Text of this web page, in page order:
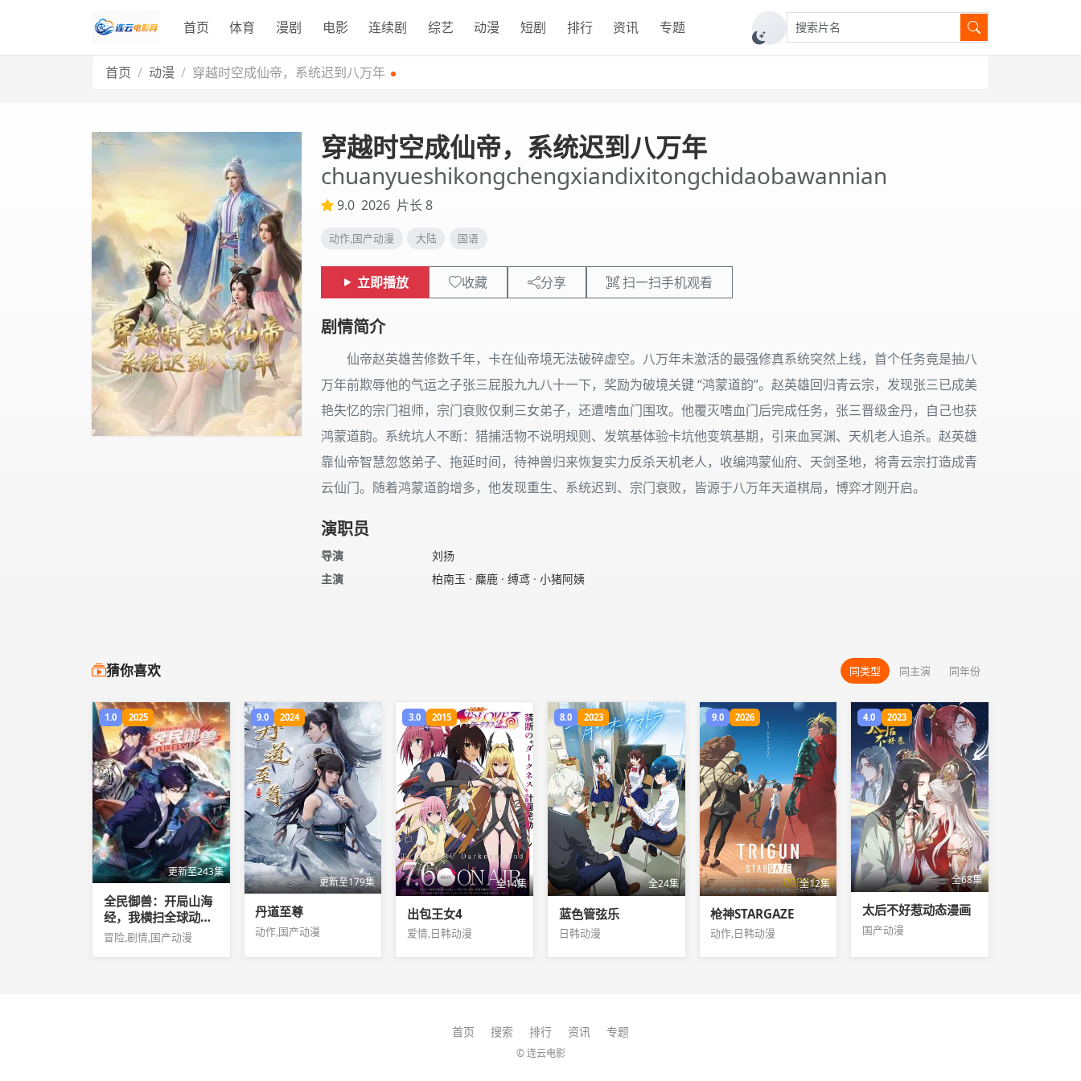
首页 体育 漫剧 电影 连续剧 综艺 动漫 短剧 排行 资讯 专题 切换深色模式
搜索片名
首页 动漫 穿越时空成仙帝，系统迟到八万年
穿越时空成仙帝，系统迟到八万年
chuanyueshikongchengxiandixitongchidaobawannian
9.0 2026 片长 8
动作,国产动漫 大陆 国语
立即播放 收藏 分享 扫一扫手机观看
剧情简介
仙帝赵英雄苦修数千年，卡在仙帝境无法破碎虚空。八万年未激活的最强修真系统突然上线，首个任务竟是抽八
万年前欺辱他的气运之子张三屁股九九八十一下，奖励为破境关键 “鸿蒙道韵”。赵英雄回归青云宗，发现张三已成美
艳失忆的宗门祖师，宗门衰败仅剩三女弟子，还遭嗜血门围攻。他覆灭嗜血门后完成任务，张三晋级金丹，自己也获
鸿蒙道韵。系统坑人不断：猎捕活物不说明规则、发筑基体验卡坑他变筑基期，引来血冥渊、天机老人追杀。赵英雄
靠仙帝智慧忽悠弟子、拖延时间，待神兽归来恢复实力反杀天机老人，收编鸿蒙仙府、天剑圣地，将青云宗打造成青
云仙门。随着鸿蒙道韵增多，他发现重生、系统迟到、宗门衰败，皆源于八万年天道棋局，博弈才刚开启。
演职员
导演
刘扬
主演
柏南玉 · 麋鹿 ·缚鸢 ·小猪阿姨
猜你喜欢 同类型 同主演 同年份
1.0 2025
更新至243集
全民御兽：开局山海
经，我横扫全球动态
漫画
冒险,剧情,国产动漫
9.0 2024
更新至179集
丹道至尊
动作,国产动漫
3.0 2015
全14集
出包王女4
爱情,日韩动漫
8.0 2023
全24集
蓝色管弦乐
日韩动漫
9.0 2026
全12集
枪神STARGAZE
动作,日韩动漫
4.0 2023
全68集
太后不好惹动态漫画
国产动漫
首页 搜索 排行 资讯 专题
© 连云电影